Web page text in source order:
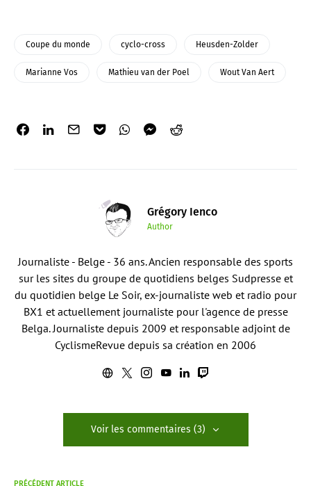
Coupe du monde cyclo-cross Heusden-Zolder
Marianne Vos Mathieu van der Poel Wout Van Aert
Grégory Ienco
Author
Journaliste - Belge - 36 ans. Ancien responsable des sports
sur les sites du groupe de quotidiens belges Sudpresse et
du quotidien belge Le Soir, ex-journaliste web et radio pour
BX1 et actuellement journaliste pour l'agence de presse
Belga. Journaliste depuis 2009 et responsable adjoint de
CyclismeRevue depuis sa création en 2006
Voir les commentaires (3)
PRÉCÉDENT ARTICLE